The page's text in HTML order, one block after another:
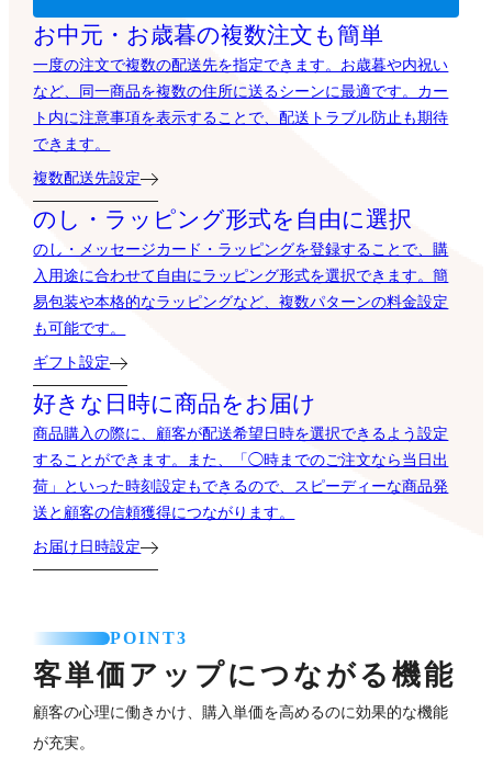
お中元・お歳暮の複数注文も簡単
一度の注文で複数の配送先を指定できます。お歳暮や内祝い
など、同一商品を複数の住所に送るシーンに最適です。カー
ト内に注意事項を表示することで、配送トラブル防止も期待
できます。
複数配送先設定
のし・ラッピング形式を自由に選択
のし・メッセージカード・ラッピングを登録することで、購
入用途に合わせて自由にラッピング形式を選択できます。簡
易包装や本格的なラッピングなど、複数パターンの料金設定
も可能です。
ギフト設定
好きな日時に商品をお届け
商品購入の際に、顧客が配送希望日時を選択できるよう設定
することができます。また、「◯時までのご注文なら当日出
荷」といった時刻設定もできるので、スピーディーな商品発
送と顧客の信頼獲得につながります。
お届け日時設定
POINT3
客単価アップにつながる機能
顧客の心理に働きかけ、購入単価を高めるのに効果的な機能
が充実。